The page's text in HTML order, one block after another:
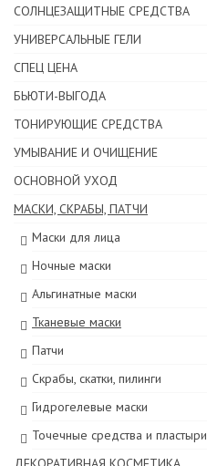
СОЛНЦЕЗАЩИТНЫЕ СРЕДСТВА
УНИВЕРСАЛЬНЫЕ ГЕЛИ
СПЕЦ ЦЕНА
БЬЮТИ-ВЫГОДА
ТОНИРУЮЩИЕ СРЕДСТВА
УМЫВАНИЕ И ОЧИЩЕНИЕ
ОСНОВНОЙ УХОД
МАСКИ, СКРАБЫ, ПАТЧИ
Маски для лица
Ночные маски
Альгинатные маски
Тканевые маски
Патчи
Скрабы, скатки, пилинги
Гидрогелевые маски
Точечные средства и пластыри